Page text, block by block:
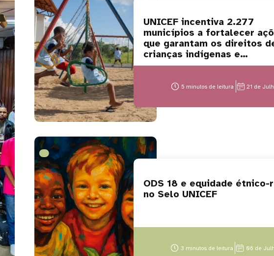
UNICEF incentiva 2.277
municípios a fortalecer
que garantam os direitos
crianças indígenas e
quilombolas
5 minutos de leitura 21 de
ODS 18 e equidade étnico-
no Selo UNICEF
3 minutos de leitura 06 de